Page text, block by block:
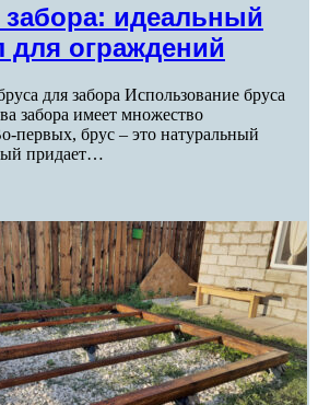
забора: идеальный
для ограждений
для забора Использование бруса
забора имеет множество
первых, брус – это натуральный
придает…